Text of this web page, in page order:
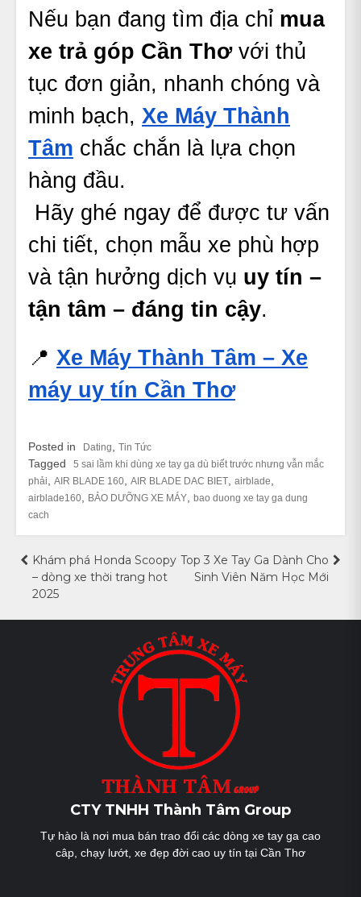
Nếu bạn đang tìm địa chỉ mua
xe trả góp Cần Thơvới thủ
tục đơn giản, nhanh chóng và
minh bạch, Xe Máy Thành
Tâm chắc chắn là lựa chọn
hàng đầu.
Hãy ghé ngay để được tư vấn
chi tiết, chọn mẫu xe phù hợp
và tận hưởng dịch vụ uy tín –
tận tâm – đáng tin cậy.
📍 Xe Máy Thành Tâm – Xe
máy uy tín Cần Thơ
Posted in Dating Tin Tức
Tagged
5 sai lầm khi dùng xe tay ga dù biết trước nhưng vẫn mắc
phải
AIR BLADE 160 AIR BLADE DAC BIET airblade
airblade160 BẢO DƯỠNG XE MÁY bao duong xe tay ga dung
cach
Điều
hướng
bài
Khám phá Honda Scoopy
– dòng xe thời trang hot
2025
Top 3 Xe Tay Ga Dành Cho
Sinh Viên Năm Học Mới
CTY TNHH Thành Tâm Group
Tự hào là nơi mua bán trao đổi các dòng xe tay ga cao
câp, chạy lướt, xe đẹp đời cao uy tín tại Cần Thơ